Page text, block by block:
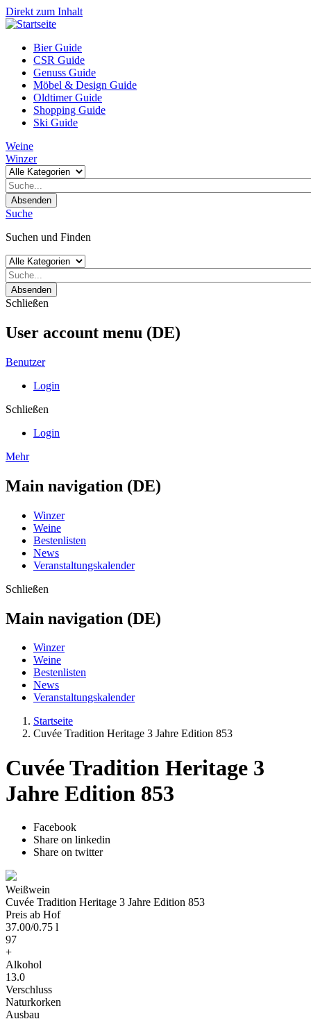
Direkt zum Inhalt
Bier Guide
CSR Guide
Genuss Guide
Möbel & Design Guide
Oldtimer Guide
Shopping Guide
Ski Guide
Weine
Winzer
Absenden
Suche
Suchen und Finden
Absenden
Schließen
User account menu (DE)
Benutzer
Login
Schließen
Login
Mehr
Main navigation (DE)
Winzer
Weine
Bestenlisten
News
Veranstaltungskalender
Schließen
Main navigation (DE)
Winzer
Weine
Bestenlisten
News
Veranstaltungskalender
Startseite
Cuvée Tradition Heritage 3 Jahre Edition 853
Cuvée Tradition Heritage 3
Jahre Edition 853
Facebook
Share on linkedin
Share on twitter
Weißwein
Cuvée Tradition Heritage 3 Jahre Edition 853
Preis ab Hof
37.00/0.75 l
97
+
Alkohol
13.0
Verschluss
Naturkorken
Ausbau